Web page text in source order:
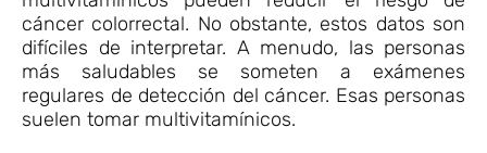
cáncer colorrectal. No obstante, estos datos son
difíciles de interpretar. A menudo, las personas
más saludables se someten a exámenes
regulares de detección del cáncer. Esas personas
suelen tomar multivitamínicos.